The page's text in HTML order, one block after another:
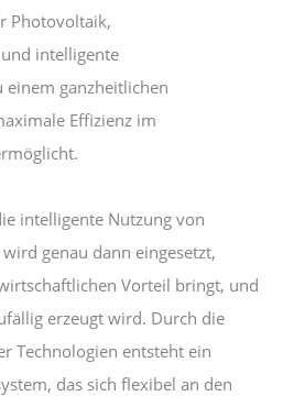
Photovoltaik,
intelligente
einem ganzheitlichen
Effizienz im
intelligente Nutzung von
genau dann eingesetzt,
Vorteil bringt, und
erzeugt wird. Durch die
Technologien entsteht ein
das sich flexibel an den